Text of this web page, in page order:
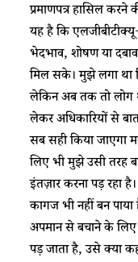
प्रमाणपत्र हासिल करने
यह है कि
भेदभाव, शोषण या
मिल सके। मुझे लगा था
लेकिन अब तक तो लोग
लेकर अधिकारियों से
सब सही किया जाएगा
लिए भी मुझे उसी तरह
इंतज़ार करना पड़ रहा
कागज भी नहीं बन
अपमान से बचाने के लिए
पड़ जाता है, उसे क्या